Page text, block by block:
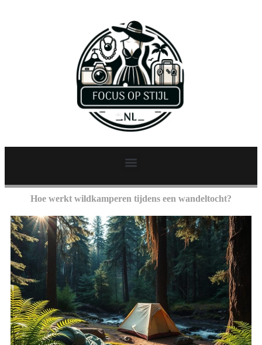
Hoe werkt wildkamperen tijdens een wandeltocht?